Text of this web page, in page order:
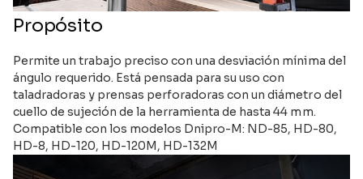
Propósito
Permite un trabajo preciso con una desviación mínima del
ángulo requerido. Está pensada para su uso con
taladradoras y prensas perforadoras con un diámetro del
cuello de sujeción de la herramienta de hasta 44 mm.
Compatible con los modelos Dnipro-M: ND-85, HD-80,
HD-8, HD-120, HD-120M, HD-132M